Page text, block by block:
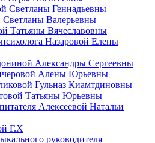
Светланы Геннадьевны
Светланы Валерьевны
Татьяны Вячеславовны
Назаровой Елены
Александры Сергеевны
Алены Юрьевны
Гульназ Киамтдиновны
Татьяны Юрьевны
Алексеевой Натальи
Г.Х
руководителя